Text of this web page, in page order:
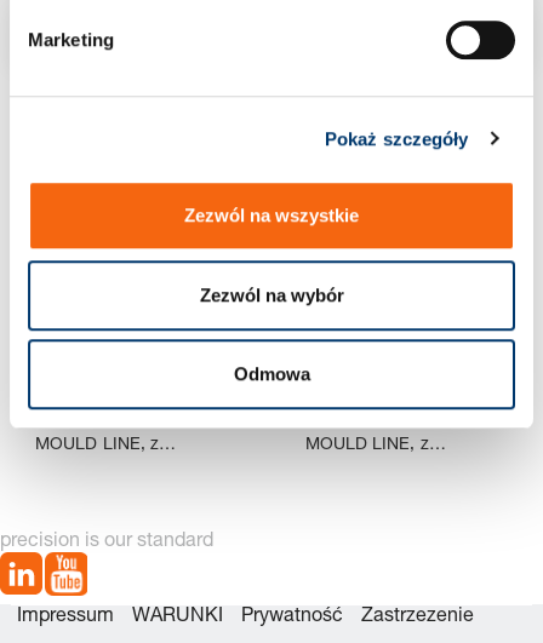
Marketing
Pokaż szczegóły
Zezwól na wszystkie
Zezwól na wybór
Odmowa
LINE, z
gniazde
m
sześcio
kątnym
MOULD LINE, z
MOULD LINE, z
precision is our standard
Impressum WARUNKI Prywatność Zastrzezenie